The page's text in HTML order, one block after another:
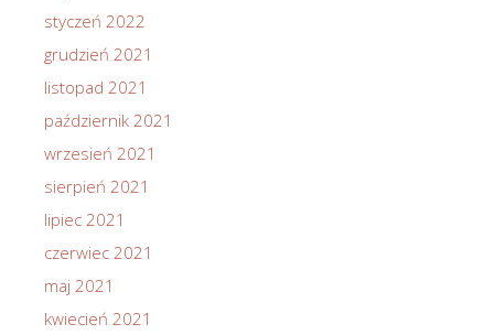
styczeń 2022
grudzień 2021
listopad 2021
październik 2021
wrzesień 2021
sierpień 2021
lipiec 2021
czerwiec 2021
maj 2021
kwiecień 2021